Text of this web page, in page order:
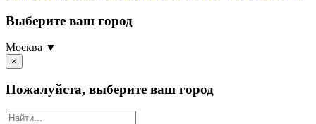
Выберите ваш город
Москва ▼
×
Пожалуйста, выберите ваш город